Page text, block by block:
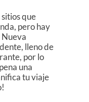
sitios que
pero hay
Nueva
lleno de
por lo
una
tu viaje